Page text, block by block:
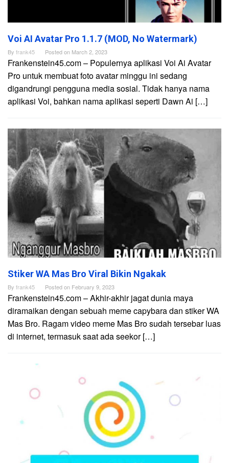
Voi AI Avatar Pro 1.1.7 (MOD, No Watermark)
By frank45 Posted on March 2, 2023
Frankenstein45.com – Populernya aplikasi Voi Ai Avatar
Pro untuk membuat foto avatar minggu ini sedang
digandrungi pengguna media sosial. Tidak hanya nama
aplikasi Voi, bahkan nama aplikasi seperti Dawn Ai […]
Stiker WA Mas Bro Viral Bikin Ngakak
By frank45 Posted on February 9, 2023
Frankenstein45.com – Akhir-akhir jagat dunia maya
diramaikan dengan sebuah meme capybara dan stiker WA
Mas Bro. Ragam video meme Mas Bro sudah tersebar luas
di internet, termasuk saat ada seekor […]